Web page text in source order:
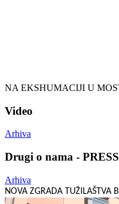
NA EKSHUMACIJI U
Video
Arhiva
Drugi o nama - PRESS
Arhiva
NOVA ZGRADA TUŽILAŠTVA